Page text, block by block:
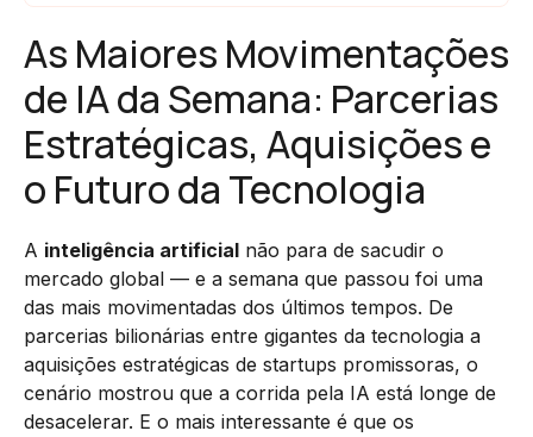
As Maiores Movimentações
de IA da Semana: Parcerias
Estratégicas, Aquisições e
o Futuro da Tecnologia
A inteligência artificial não para de sacudir o
mercado global — e a semana que passou foi uma
das mais movimentadas dos últimos tempos. De
parcerias bilionárias entre gigantes da tecnologia a
aquisições estratégicas de startups promissoras, o
cenário mostrou que a corrida pela IA está longe de
desacelerar. E o mais interessante é que os